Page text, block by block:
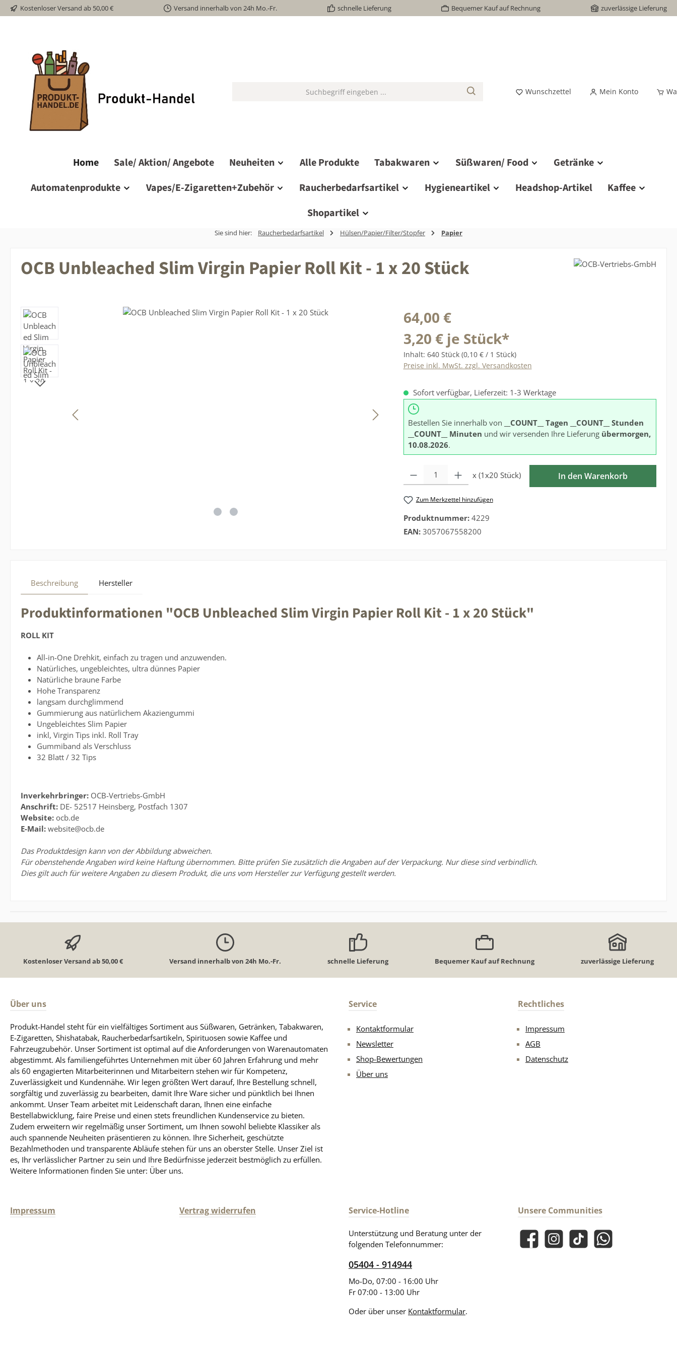
Hauptinhalt springen
Zur Suche springen
Zur Hauptnavigation springen
Kostenloser Versand ab 50,00 € Versand innerhalb von 24h Mo.-Fr. schnelle Lieferung Bequemer Kauf auf Rechnung zuverlässige Lieferung
Wunschzettel Mein Konto
Home Sale/ Aktion/ Angebote Neuheiten Alle Produkte Tabakwaren Süßwaren/ Food
Getränke
Automatenprodukte
Vapes/E-Zigaretten+Zubehör Raucherbedarfsartikel Hygieneartikel Headshop-Artikel
Kaffee
Shopartikel
Sie sind hier: Raucherbedarfsartikel Hülsen/Papier/Filter/Stopfer Papier
OCB Unbleached Slim Virgin Papier Roll Kit - 1 x 20 Stück
Bildergalerie überspringen Regulärer Preis:
64,00 €
3,20 € je Stück*
Inhalt: 640 Stück (0,10 € / 1 Stück)
Preise inkl. MwSt. zzgl. Versandkosten
Sofort verfügbar, Lieferzeit: 1-3 Werktage
Bestellen Sie innerhalb von __COUNT__ Tagen
__COUNT__ Stunden
__COUNT__ Minuten und wir versenden Ihre Lieferung übermorgen,
10.08.2026.
Produkt Anzahl: Gib den gewünschten Wert ein oder benutze die
x (1x20 Stück) In den Warenkorb
Zum Merkzettel hinzufügen
Produktnummer: 4229
EAN: 3057067558200
Beschreibung Hersteller
Produktinformationen "OCB Unbleached Slim Virgin Papier Roll Kit - 1 x 20 Stück"
ROLL KIT
All-in-One Drehkit, einfach zu tragen und anzuwenden.
Natürliches, ungebleichtes, ultra dünnes Papier
Natürliche braune Farbe
Hohe Transparenz
langsam durchglimmend
Gummierung aus natürlichem Akaziengummi
Ungebleichtes Slim Papier
inkl, Virgin Tips inkl. Roll Tray
Gummiband als Verschluss
32 Blatt / 32 Tips
Inverkehrbringer: OCB-Vertriebs-GmbH
Anschrift: DE- 52517 Heinsberg, Postfach 1307
Website: ocb.de
E-Mail: website@ocb.de
Das Produktdesign kann von der Abbildung abweichen.
Für obenstehende Angaben wird keine Haftung übernommen. Bitte prüfen Sie zusätzlich die Angaben auf der Verpackung. Nur diese sind verbindlich.
Dies gilt auch für weitere Angaben zu diesem Produkt, die uns vom Hersteller zur Verfügung gestellt werden.
Kostenloser Versand ab 50,00 € Versand innerhalb von 24h Mo.-Fr. schnelle Lieferung Bequemer Kauf auf Rechnung zuverlässige Lieferung
Über uns
Produkt-Handel steht für ein vielfältiges Sortiment aus Süßwaren, Getränken, Tabakwaren,
E-Zigaretten, Shishatabak, Raucherbedarfsartikeln, Spirituosen sowie Kaffee und
Fahrzeugzubehör. Unser Sortiment ist optimal auf die Anforderungen von Warenautomaten
abgestimmt. Als familiengeführtes Unternehmen mit über 60 Jahren Erfahrung und mehr
als 60 engagierten Mitarbeiterinnen und Mitarbeitern stehen wir für Kompetenz,
Zuverlässigkeit und Kundennähe. Wir legen größten Wert darauf, Ihre Bestellung schnell,
sorgfältig und zuverlässig zu bearbeiten, damit Ihre Ware sicher und pünktlich bei Ihnen
ankommt. Unser Team arbeitet mit Leidenschaft daran, Ihnen eine einfache
Bestellabwicklung, faire Preise und einen stets freundlichen Kundenservice zu bieten.
Zudem erweitern wir regelmäßig unser Sortiment, um Ihnen sowohl beliebte Klassiker als
auch spannende Neuheiten präsentieren zu können. Ihre Sicherheit, geschützte
Bezahlmethoden und transparente Abläufe stehen für uns an oberster Stelle. Unser Ziel ist
es, Ihr verlässlicher Partner zu sein und Ihre Bedürfnisse jederzeit bestmöglich zu erfüllen.
Weitere Informationen finden Sie unter: Über uns.
Service
Kontaktformular
Newsletter
Shop-Bewertungen
Über uns
Rechtliches
Impressum
AGB
Datenschutz
Impressum Vertrag widerrufen Service-Hotline
Unterstützung und Beratung unter der
folgenden Telefonnummer:
05404 - 914944
Mo-Do, 07:00 - 16:00 Uhr
Fr 07:00 - 13:00 Uhr
Oder über unser Kontaktformular.
Unsere Communities
FacebookInstagramTikTok WhatsApp